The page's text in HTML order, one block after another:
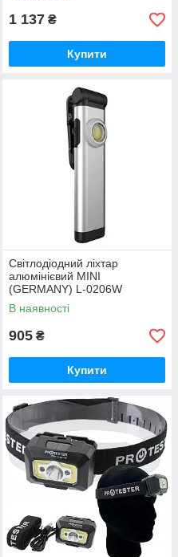
1 137 ₴
Купити
Світлодіодний ліхтар
алюмінієвий MINI
(GERMANY) L-0206W
В наявності
905 ₴
Купити